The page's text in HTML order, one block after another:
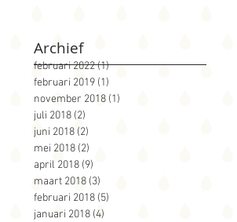
Archief
februari 2022(1)1 post
februari 2019 (1)
november 2018 (1)
juli 2018 (2)
juni 2018 (2)
mei 2018 (2)
april 2018 (9)
maart 2018 (3)
februari 2018 (5)
januari 2018 (4)